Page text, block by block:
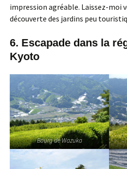
impression agréable. Laissez-moi
découverte des jardins peu
6. Escapade dans la
Kyoto
Bourg de Wazuka